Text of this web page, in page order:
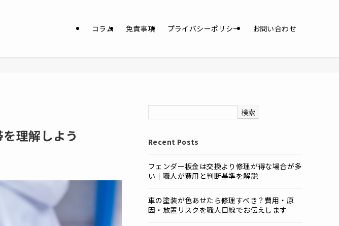
コラム 免責事項 プライバシーポリシー お問い合わせ
理解しよう
検索
Recent Posts
フェンダー板金は交換より修理が得な場合が多
い｜職人が費用と判断基準を解説
車の塗装が色あせたら修理すべき？費用・原
因・放置リスクを職人目線でお伝えします